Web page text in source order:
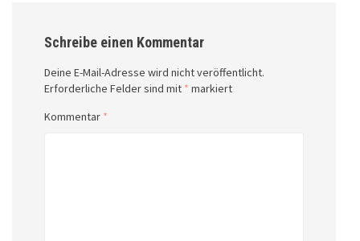
Schreibe einen Kommentar
Deine E-Mail-Adresse wird nicht veröffentlicht.
Erforderliche Felder sind mit * markiert
Kommentar *